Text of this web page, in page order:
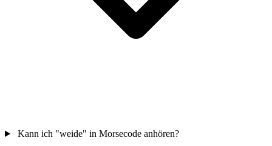
Kann ich "weide" in Morsecode anhören?